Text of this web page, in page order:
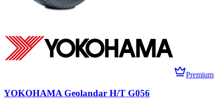
Premium
YOKOHAMA Geolandar H/T G056